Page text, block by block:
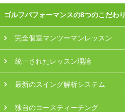
ゴルフパフォーマンスの8つのこだわり
完全個室マンツーマンレッスン
統一されたレッスン理論
最新のスイング解析システム
独自のコースティーチング